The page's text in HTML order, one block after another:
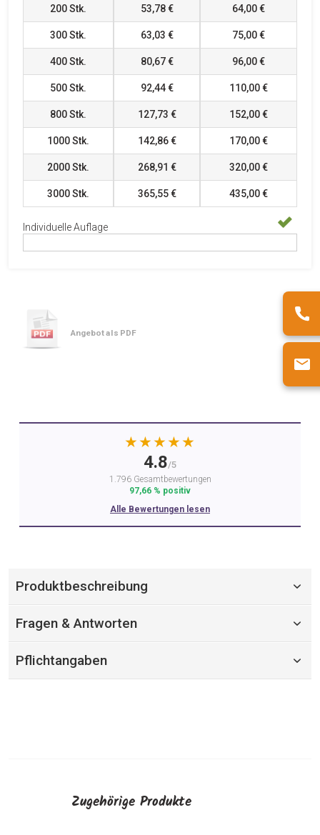
200Stk. 53,78 € 64,00 €
300Stk. 63,03 € 75,00 €
400Stk. 80,67 € 96,00 €
500Stk. 92,44 € 110,00 €
800Stk. 127,73 € 152,00 €
1000Stk. 142,86 € 170,00 €
2000Stk. 268,91 € 320,00 €
3000Stk. 365,55 € 435,00 €
Individuelle Auflage
Angebot als PDF
★★★★★
4.8/5
1.796 Gesamtbewertungen
97,66 % positiv
Alle Bewertungen lesen
Produktbeschreibung
Fragen & Antworten
Pflichtangaben
Zugehörige Produkte